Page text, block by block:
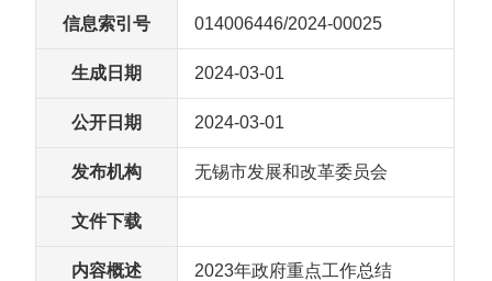
信息索引号 014006446/2024-00025
生成日期 2024-03-01
公开日期 2024-03-01
发布机构 无锡市发展和改革委员会
文件下载
内容概述 2023年政府重点工作总结